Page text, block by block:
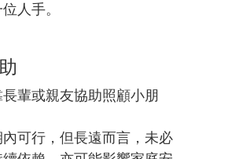
人手。
輩或親友協助照顧小朋
可行，但長遠而言，未必